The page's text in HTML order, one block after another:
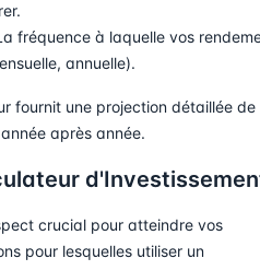
fréquence à laquelle vos
annuelle).
fournit une projection détaillée de
après année.
crucial pour atteindre vos
pour lesquelles utiliser un